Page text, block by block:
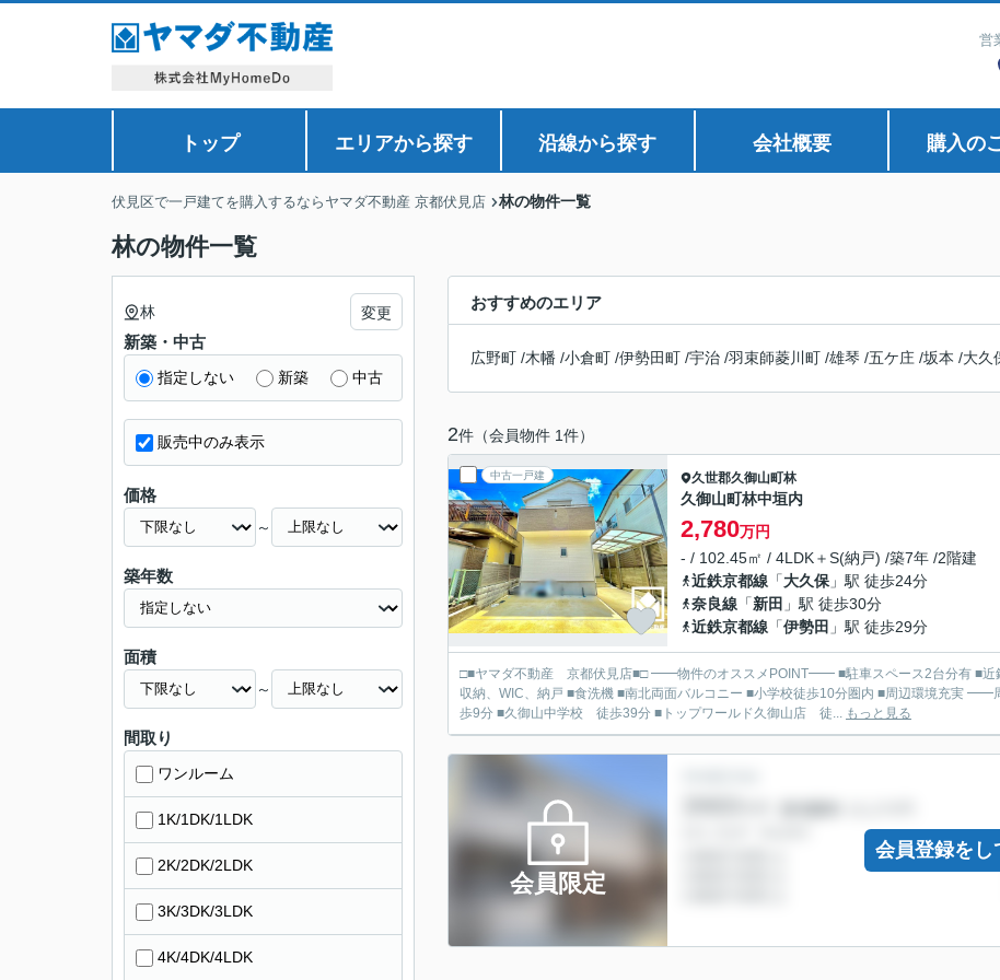
営
トップ エリアから探す 沿線から探す 会社概要 購入の
伏見区で一戸建てを購入するならヤマダ不動産 京都伏見店 林の物件一覧
林の物件一覧
おすすめのエリア
広野町 /木幡 /小倉町 /伊勢田町 /宇治 /羽束師菱川町 /雄琴 /五ケ庄 /坂本 /大久
2件（会員物件 1件）
中古一戸建 久世郡久御山町林
久御山町林中垣内
2,780万円
- / 102.45㎡ / 4LDK＋S(納戸) /築7年 /2階建
近鉄京都線 「大久保 」駅 徒歩24分
奈良線 「新田 」駅 徒歩30分
近鉄京都線 「伊勢田 」駅 徒歩29分
□■ヤマダ不動産 京都伏見店■□ ━━物件のオススメPOINT━━ ■駐車スペース2台分有 ■近鉄・JRの2沿線利用可能 ■オール電化 ■LDK16.6帖 ■全居室
収納、WIC、納戸 ■食洗機 ■南北両面バルコニー ■小学校徒歩10分圏内 ■周辺環境充実 ━━周辺環境━━ ■近鉄「大久保駅」徒歩24分 ■東角小学校 徒
歩9分 ■久御山中学校 徒歩39分 ■トップワールド久御山店 徒... もっと見る
会員限定
会員登録をし
林 変更
新築・中古
指定しない 新築 中古
販売中のみ表示
価格
～
築年数
面積
～
間取り
ワンルーム
1K/1DK/1LDK
2K/2DK/2LDK
3K/3DK/3LDK
4K/4DK/4LDK